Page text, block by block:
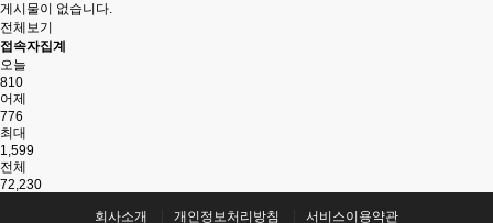
게시물이 없습니다.
전체보기
접속자집계
오늘
810
어제
776
최대
1,599
전체
72,230
회사소개 개인정보처리방침 서비스이용약관